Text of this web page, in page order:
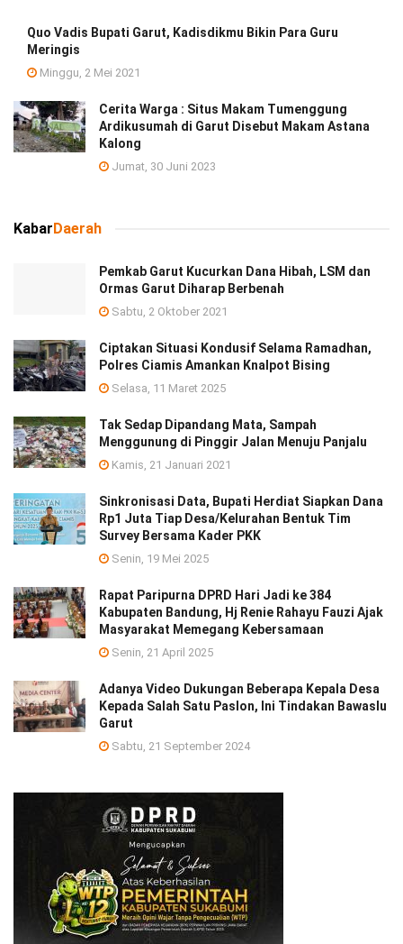
Quo Vadis Bupati Garut, Kadisdikmu Bikin Para Guru
Meringis
Minggu, 2 Mei 2021
Cerita Warga : Situs Makam Tumenggung
Ardikusumah di Garut Disebut Makam Astana
Kalong
Jumat, 30 Juni 2023
Kabar Daerah
Pemkab Garut Kucurkan Dana Hibah, LSM dan
Ormas Garut Diharap Berbenah
Sabtu, 2 Oktober 2021
Ciptakan Situasi Kondusif Selama Ramadhan,
Polres Ciamis Amankan Knalpot Bising
Selasa, 11 Maret 2025
Tak Sedap Dipandang Mata, Sampah
Menggunung di Pinggir Jalan Menuju Panjalu
Kamis, 21 Januari 2021
Sinkronisasi Data, Bupati Herdiat Siapkan Dana
Rp1 Juta Tiap Desa/Kelurahan Bentuk Tim
Survey Bersama Kader PKK
Senin, 19 Mei 2025
Rapat Paripurna DPRD Hari Jadi ke 384
Kabupaten Bandung, Hj Renie Rahayu Fauzi Ajak
Masyarakat Memegang Kebersamaan
Senin, 21 April 2025
Adanya Video Dukungan Beberapa Kepala Desa
Kepada Salah Satu Paslon, Ini Tindakan Bawaslu
Garut
Sabtu, 21 September 2024